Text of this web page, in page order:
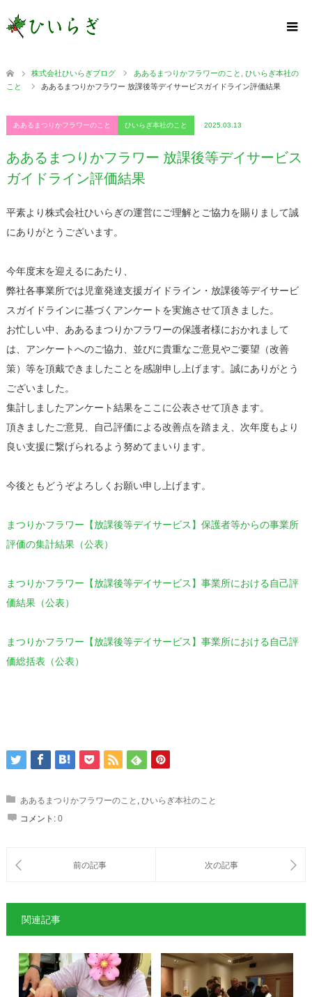
株式会社ひいらぎブログ ああるまつりかフラワーのこと , ひいらぎ本社の
こと
ああるまつりかフラワー 放課後等デイサービスガイドライン評価結果
ああるまつりかフラワーのこと ひいらぎ本社のこと 2025.03.13
ああるまつりかフラワー 放課後等デイサービス
ガイドライン評価結果
平素より株式会社ひいらぎの運営にご理解とご協力を賜りまして誠
にありがとうございます。
今年度末を迎えるにあたり、
弊社各事業所では児童発達支援ガイドライン・放課後等デイサービ
スガイドラインに基づくアンケートを実施させて頂きました。
お忙しい中、ああるまつりかフラワーの保護者様におかれまして
は、アンケートへのご協力、並びに貴重なご意見やご要望（改善
策）等を頂戴できましたことを感謝申し上げます。誠にありがとう
ございました。
集計しましたアンケート結果をここに公表させて頂きます。
頂きましたご意見、自己評価による改善点を踏まえ、次年度もより
良い支援に繋げられるよう努めてまいります。
今後ともどうぞよろしくお願い申し上げます。
まつりかフラワー【放課後等デイサービス】保護者等からの事業所
評価の集計結果（公表）
まつりかフラワー【放課後等デイサービス】事業所における自己評
価結果（公表）
まつりかフラワー【放課後等デイサービス】事業所における自己評
価総括表（公表）
ああるまつりかフラワーのこと , ひいらぎ本社のこと
コメント: 0
関連記事